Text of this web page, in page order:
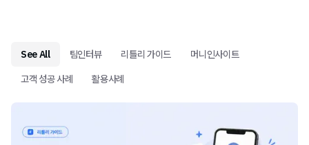
See All 팀인터뷰 리틀리 가이드
머니인사이트
고객 성공 사례
활용사례